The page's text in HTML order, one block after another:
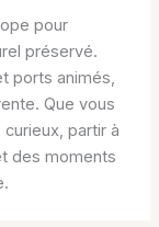
pour
préservé.
ports animés,
Que vous
partir à
des moments